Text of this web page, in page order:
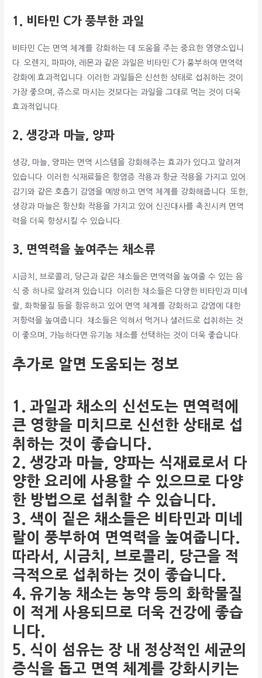
1. 비타민 C가 풍부한 과일
비타민 C는 면역 체계를 강화하는 데 도움을 주는 중요한 영양소입니
다. 오렌지, 파파야, 레몬과 같은 과일은 비타민 C가 풍부하여 면역력
강화에 효과적입니다. 이러한 과일들은 신선한 상태로 섭취하는 것이
가장 좋으며, 쥬스로 마시는 것보다는 과일을 그대로 먹는 것이 더욱
효과적입니다.
2. 생강과 마늘, 양파
생강, 마늘, 양파는 면역 시스템을 강화해주는 효과가 있다고 알려져
있습니다. 이러한 식재료들은 항염증 작용과 항균 작용을 가지고 있어
감기와 같은 호흡기 감염을 예방하고 면역 체계를 강화해줍니다. 또한,
생강과 마늘은 항산화 작용을 가지고 있어 신진대사를 촉진시켜 면역
력을 더욱 향상시킬 수 있습니다.
3. 면역력을 높여주는 채소류
시금치, 브로콜리, 당근과 같은 채소들은 면역력을 높여줄 수 있는 음
식 중 하나로 알려져 있습니다. 이러한 채소들은 다양한 비타민과 미네
랄, 화학물질 등을 함유하고 있어 면역 체계를 강화하고 감염에 대한
저항력을 높여줍니다. 채소들은 익혀서 먹거나 샐러드로 섭취하는 것
이 좋으며, 가능하다면 유기농 채소를 선택하는 것이 더욱 좋습니다.
추가로 알면 도움되는 정보
1. 과일과 채소의 신선도는 면역력에
큰 영향을 미치므로 신선한 상태로 섭
취하는 것이 좋습니다.
2. 생강과 마늘, 양파는 식재료로서 다
양한 요리에 사용할 수 있으므로 다양
한 방법으로 섭취할 수 있습니다.
3. 색이 짙은 채소들은 비타민과 미네
랄이 풍부하여 면역력을 높여줍니다.
따라서, 시금치, 브로콜리, 당근을 적
극적으로 섭취하는 것이 좋습니다.
4. 유기농 채소는 농약 등의 화학물질
이 적게 사용되므로 더욱 건강에 좋습
니다.
5. 식이 섬유는 장 내 정상적인 세균의
증식을 돕고 면역 체계를 강화시키는